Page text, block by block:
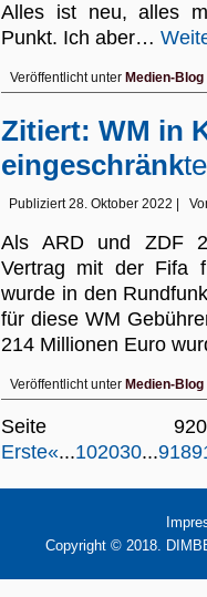
Alles ist neu, alles
Punkt. Ich aber…
Veröffentlicht unter Medien-Blog
Zitiert: WM in
eingeschränk
Publiziert 28. Oktober 2022
Als ARD und ZDF
Vertrag mit der Fifa
wurde in den
für diese WM
214 Millionen Euro
Veröffentlicht unter Medien-Blog
Seite
Erste«...102030...918
Copyright © 2018.